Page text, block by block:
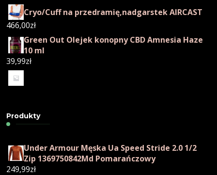
Cryo/Cuff na przedramię,nadgarstek AIRCAST
466,00zł
Green Out Olejek konopny CBD Amnesia Haze
10 ml
39,99zł
Produkty
Under Armour Męska Ua Speed Stride 2.0 1/2
Zip 1369750842Md Pomarańczowy
249,99zł